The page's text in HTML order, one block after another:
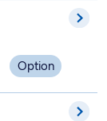
Option